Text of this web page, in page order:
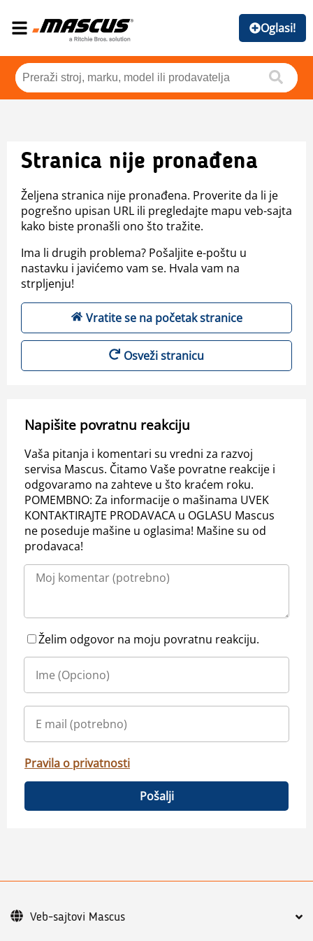
Oglasi!
Stranica nije pronađena
Željena stranica nije pronađena. Proverite da li je
pogrešno upisan URL ili pregledajte mapu veb-sajta
kako biste pronašli ono što tražite.
Ima li drugih problema? Pošaljite e-poštu u
nastavku i javićemo vam se. Hvala vam na
strpljenju!
Vratite se na početak stranice
Osveži stranicu
Napišite povratnu reakciju
Vaša pitanja i komentari su vredni za razvoj
servisa Mascus. Čitamo Vaše povratne reakcije i
odgovaramo na zahteve u što kraćem roku.
POMEMBNO: Za informacije o mašinama UVEK
KONTAKTIRAJTE PRODAVACA u OGLASU Mascus
ne poseduje mašine u oglasima! Mašine su od
prodavaca!
Želim odgovor na moju povratnu reakciju.
Pravila o privatnosti
Pošalji
Veb-sajtovi Mascus